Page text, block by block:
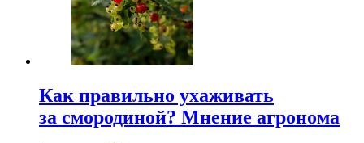
Как правильно ухаживать
за смородиной? Мнение агронома